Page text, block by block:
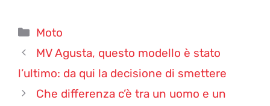
Categorie
Moto
MV Agusta, questo modello è stato
l’ultimo: da qui la decisione di smettere
Che differenza c’è tra un uomo e un